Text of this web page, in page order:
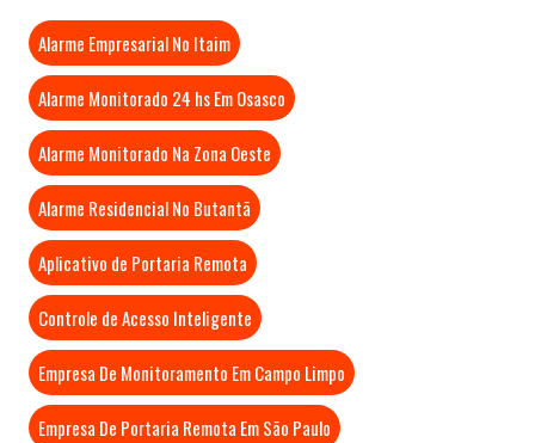
Alarme Empresarial No Itaim
Alarme Monitorado 24 hs Em Osasco
Alarme Monitorado Na Zona Oeste
Alarme Residencial No Butantã
Aplicativo de Portaria Remota
Controle de Acesso Inteligente
Empresa De Monitoramento Em Campo Limpo
Empresa De Portaria Remota Em São Paulo